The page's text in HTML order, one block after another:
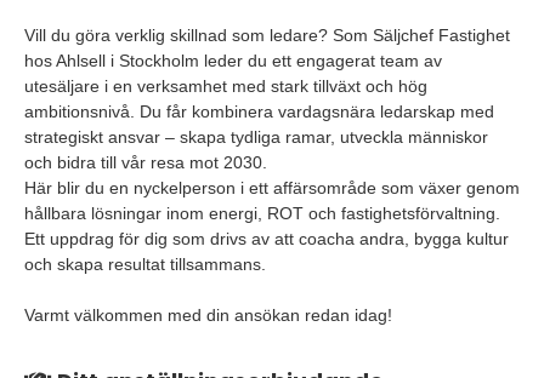
Vill du göra verklig skillnad som ledare? Som Säljchef Fastighet
hos Ahlsell i Stockholm leder du ett engagerat team av
utesäljare i en verksamhet med stark tillväxt och hög
ambitionsnivå. Du får kombinera vardagsnära ledarskap med
strategiskt ansvar – skapa tydliga ramar, utveckla människor
och bidra till vår resa mot 2030.
Här blir du en nyckelperson i ett affärsområde som växer genom
hållbara lösningar inom energi, ROT och fastighetsförvaltning.
Ett uppdrag för dig som drivs av att coacha andra, bygga kultur
och skapa resultat tillsammans.
Varmt välkommen med din ansökan redan idag!